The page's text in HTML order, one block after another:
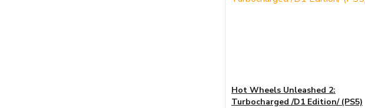
Hot Wheels Unleashed 2:
Turbocharged /D1 Edition/ (PS5)